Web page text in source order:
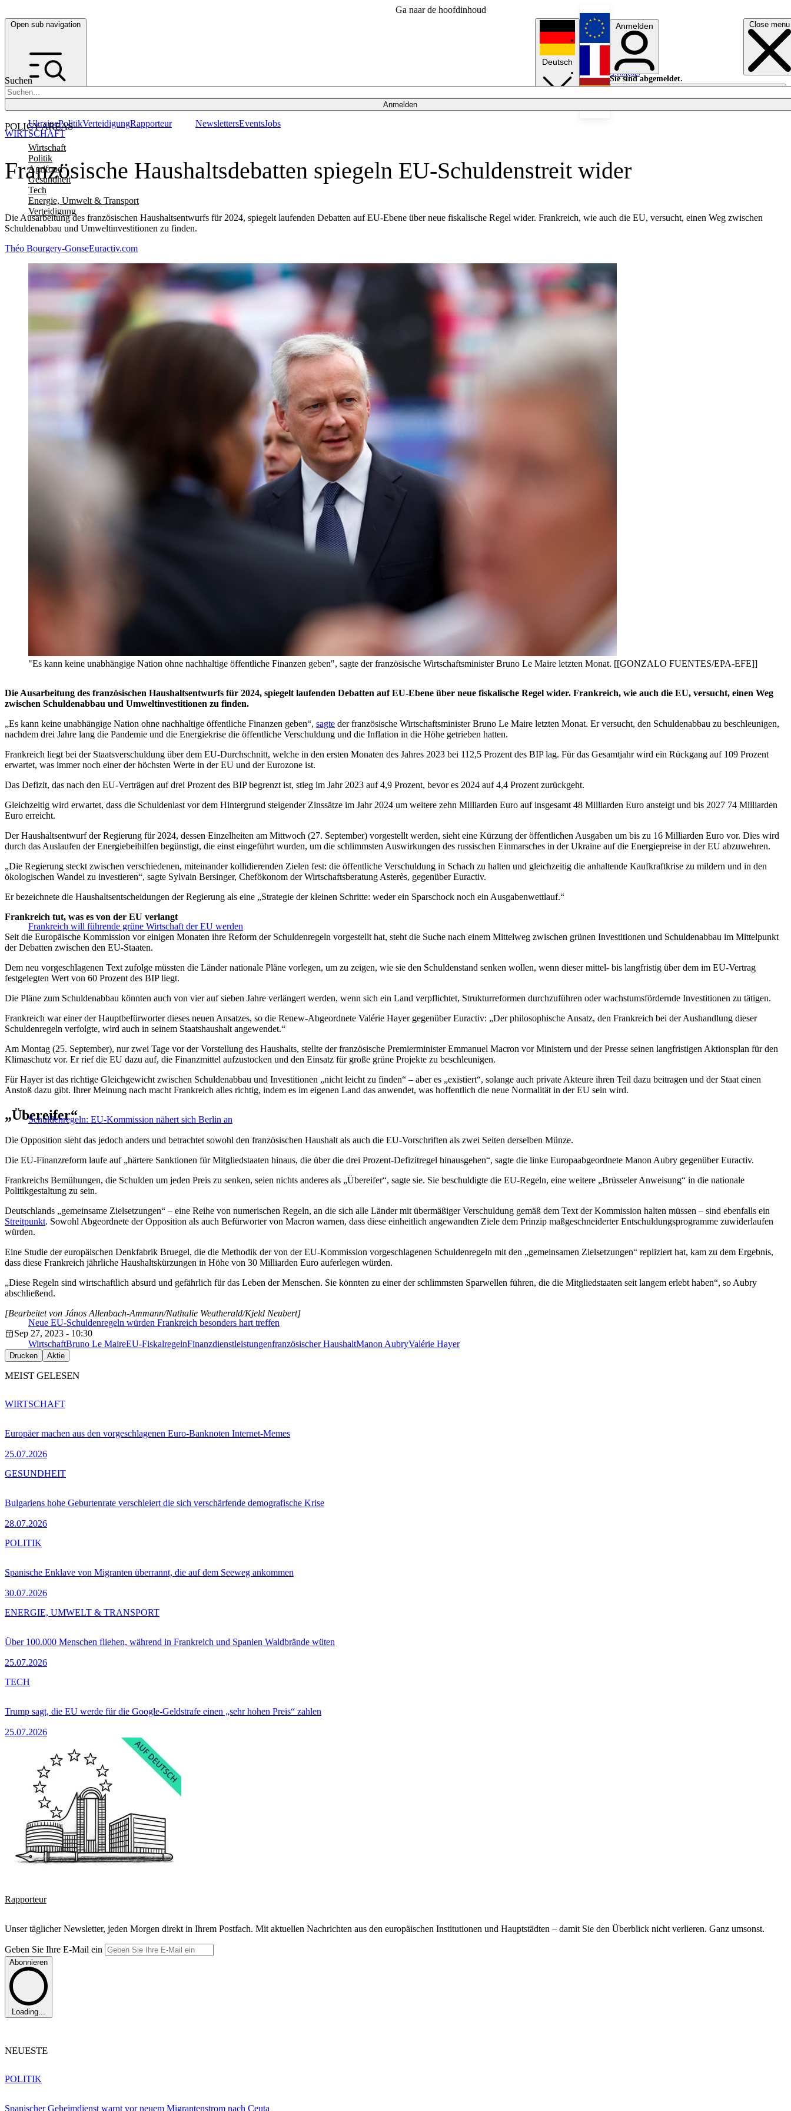
Ga naar de hoofdinhoud
Open sub navigation Close menu
Suchen
Anmelden
POLICY AREAS
Wirtschaft
Politik
Agrifood
Gesundheit
Tech
Energie, Umwelt & Transport
Verteidigung
UkrainePolitikVerteidigungRapporteur NewslettersEventsJobs
Deutsch
English
Français
Anmelden
Sie sind abgemeldet.
Anmelden
Licht aus
Französische Haushaltsdebatten spiegeln EU-Schuldenstreit wider
Die Ausarbeitung des französischen Haushaltsentwurfs für 2024, spiegelt laufenden Debatten auf EU-Ebene über neue fiskalische Regel wider. Frankreich, wie auch die EU, versucht, einen Weg zwischen
Schuldenabbau und Umweltinvestitionen zu finden.
WIRTSCHAFT
Théo Bourgery-GonseEuractiv.com
"Es kann keine unabhängige Nation ohne nachhaltige öffentliche Finanzen geben", sagte der französische Wirtschaftsminister Bruno Le Maire letzten Monat. [[GONZALO FUENTES/EPA-EFE]]
Die Ausarbeitung des französischen Haushaltsentwurfs für 2024, spiegelt laufenden Debatten auf EU-Ebene über neue fiskalische Regel wider. Frankreich, wie auch die EU, versucht, einen Weg
zwischen Schuldenabbau und Umweltinvestitionen zu finden.
„Es kann keine unabhängige Nation ohne nachhaltige öffentliche Finanzen geben“, sagte der französische Wirtschaftsminister Bruno Le Maire letzten Monat. Er versucht, den Schuldenabbau zu beschleunigen,
nachdem drei Jahre lang die Pandemie und die Energiekrise die öffentliche Verschuldung und die Inflation in die Höhe getrieben hatten.
Frankreich liegt bei der Staatsverschuldung über dem EU-Durchschnitt, welche in den ersten Monaten des Jahres 2023 bei 112,5 Prozent des BIP lag. Für das Gesamtjahr wird ein Rückgang auf 109 Prozent
erwartet, was immer noch einer der höchsten Werte in der EU und der Eurozone ist.
Das Defizit, das nach den EU-Verträgen auf drei Prozent des BIP begrenzt ist, stieg im Jahr 2023 auf 4,9 Prozent, bevor es 2024 auf 4,4 Prozent zurückgeht.
Gleichzeitig wird erwartet, dass die Schuldenlast vor dem Hintergrund steigender Zinssätze im Jahr 2024 um weitere zehn Milliarden Euro auf insgesamt 48 Milliarden Euro ansteigt und bis 2027 74 Milliarden
Euro erreicht.
Der Haushaltsentwurf der Regierung für 2024, dessen Einzelheiten am Mittwoch (27. September) vorgestellt werden, sieht eine Kürzung der öffentlichen Ausgaben um bis zu 16 Milliarden Euro vor. Dies wird
durch das Auslaufen der Energiebeihilfen begünstigt, die einst eingeführt wurden, um die schlimmsten Auswirkungen des russischen Einmarsches in der Ukraine auf die Energiepreise in der EU abzuwehren.
„Die Regierung steckt zwischen verschiedenen, miteinander kollidierenden Zielen fest: die öffentliche Verschuldung in Schach zu halten und gleichzeitig die anhaltende Kaufkraftkrise zu mildern und in den
ökologischen Wandel zu investieren“, sagte Sylvain Bersinger, Chefökonom der Wirtschaftsberatung Asterès, gegenüber Euractiv.
Er bezeichnete die Haushaltsentscheidungen der Regierung als eine „Strategie der kleinen Schritte: weder ein Sparschock noch ein Ausgabenwettlauf.“
Frankreich will führende grüne Wirtschaft der EU werden
Frankreich tut, was es von der EU verlangt
Seit die Europäische Kommission vor einigen Monaten ihre Reform der Schuldenregeln vorgestellt hat, steht die Suche nach einem Mittelweg zwischen grünen Investitionen und Schuldenabbau im Mittelpunkt
der Debatten zwischen den EU-Staaten.
Dem neu vorgeschlagenen Text zufolge müssten die Länder nationale Pläne vorlegen, um zu zeigen, wie sie den Schuldenstand senken wollen, wenn dieser mittel- bis langfristig über dem im EU-Vertrag
festgelegten Wert von 60 Prozent des BIP liegt.
Die Pläne zum Schuldenabbau könnten auch von vier auf sieben Jahre verlängert werden, wenn sich ein Land verpflichtet, Strukturreformen durchzuführen oder wachstumsfördernde Investitionen zu tätigen.
Frankreich war einer der Hauptbefürworter dieses neuen Ansatzes, so die Renew-Abgeordnete Valérie Hayer gegenüber Euractiv: „Der philosophische Ansatz, den Frankreich bei der Aushandlung dieser
Schuldenregeln verfolgte, wird auch in seinem Staatshaushalt angewendet.“
Am Montag (25. September), nur zwei Tage vor der Vorstellung des Haushalts, stellte der französische Premierminister Emmanuel Macron vor Ministern und der Presse seinen langfristigen Aktionsplan für den
Klimaschutz vor. Er rief die EU dazu auf, die Finanzmittel aufzustocken und den Einsatz für große grüne Projekte zu beschleunigen.
Für Hayer ist das richtige Gleichgewicht zwischen Schuldenabbau und Investitionen „nicht leicht zu finden“ – aber es „existiert“, solange auch private Akteure ihren Teil dazu beitragen und der Staat einen
Anstoß dazu gibt. Ihrer Meinung nach macht Frankreich alles richtig, indem es im eigenen Land das anwendet, was hoffentlich die neue Normalität in der EU sein wird.
Schuldenregeln: EU-Kommission nähert sich Berlin an
„Übereifer“
Die Opposition sieht das jedoch anders und betrachtet sowohl den französischen Haushalt als auch die EU-Vorschriften als zwei Seiten derselben Münze.
Die EU-Finanzreform laufe auf „härtere Sanktionen für Mitgliedstaaten hinaus, die über die drei Prozent-Defizitregel hinausgehen“, sagte die linke Europaabgeordnete Manon Aubry gegenüber Euractiv.
Frankreichs Bemühungen, die Schulden um jeden Preis zu senken, seien nichts anderes als „Übereifer“, sagte sie. Sie beschuldigte die EU-Regeln, eine weitere „Brüsseler Anweisung“ in die nationale
Politikgestaltung zu sein.
Deutschlands „gemeinsame Zielsetzungen“ – eine Reihe von numerischen Regeln, an die sich alle Länder mit übermäßiger Verschuldung gemäß dem Text der Kommission halten müssen – sind ebenfalls ein
Streitpunkt. Sowohl Abgeordnete der Opposition als auch Befürworter von Macron warnen, dass diese einheitlich angewandten Ziele dem Prinzip maßgeschneiderter Entschuldungsprogramme zuwiderlaufen
würden.
Eine Studie der europäischen Denkfabrik Bruegel, die die Methodik der von der EU-Kommission vorgeschlagenen Schuldenregeln mit den „gemeinsamen Zielsetzungen“ repliziert hat, kam zu dem Ergebnis,
dass diese Frankreich jährliche Haushaltskürzungen in Höhe von 30 Milliarden Euro auferlegen würden.
„Diese Regeln sind wirtschaftlich absurd und gefährlich für das Leben der Menschen. Sie könnten zu einer der schlimmsten Sparwellen führen, die die Mitgliedstaaten seit langem erlebt haben“, so Aubry
abschließend.
Neue EU-Schuldenregeln würden Frankreich besonders hart treffen
[Bearbeitet von János Allenbach-Ammann/Nathalie Weatherald/Kjeld Neubert]
Sep 27, 2023 - 10:30
WirtschaftBruno Le MaireEU-FiskalregelnFinanzdienstleistungenfranzösischer HaushaltManon AubryValérie Hayer
Drucken Aktie
MEIST GELESEN
Europäer machen aus den vorgeschlagenen Euro-Banknoten Internet-Memes
25.07.2026
WIRTSCHAFT
Bulgariens hohe Geburtenrate verschleiert die sich verschärfende demografische Krise
28.07.2026
GESUNDHEIT
Spanische Enklave von Migranten überrannt, die auf dem Seeweg ankommen
30.07.2026
POLITIK
Über 100.000 Menschen fliehen, während in Frankreich und Spanien Waldbrände wüten
25.07.2026
ENERGIE, UMWELT & TRANSPORT
Trump sagt, die EU werde für die Google-Geldstrafe einen „sehr hohen Preis“ zahlen
25.07.2026
TECH
Rapporteur
Unser täglicher Newsletter, jeden Morgen direkt in Ihrem Postfach. Mit aktuellen Nachrichten aus den europäischen Institutionen und Hauptstädten – damit Sie den Überblick nicht verlieren. Ganz umsonst.
Geben Sie Ihre E-Mail ein
Abonnieren
Loading...
NEUESTE
Spanischer Geheimdienst warnt vor neuem Migrantenstrom nach Ceuta
POLITIK